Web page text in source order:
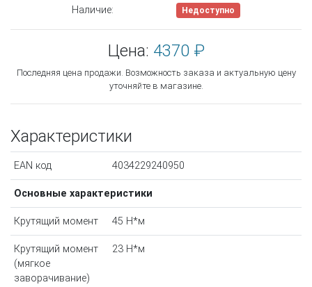
Наличие:
Недоступно
Цена: 4370 ₽
Последняя цена продажи. Возможность заказа и актуальную цену
уточняйте в магазине.
Характеристики
EAN код 4034229240950
Основные характеристики
Крутящий момент 45 Н*м
Крутящий момент
(мягкое
заворачивание)
23 Н*м